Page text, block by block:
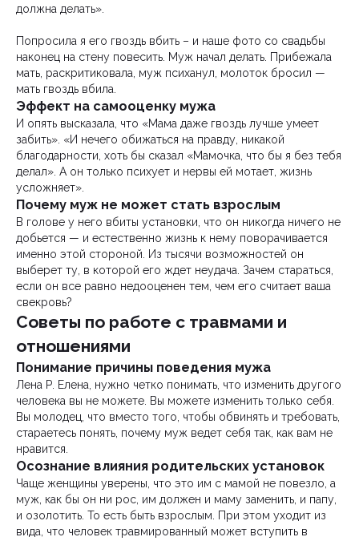
должна делать».
Попросила я его гвоздь вбить – и наше фото со свадьбы
наконец на стену повесить. Муж начал делать. Прибежала
мать, раскритиковала, муж психанул, молоток бросил —
мать гвоздь вбила.
Эффект на самооценку мужа
И опять высказала, что «Мама даже гвоздь лучше умеет
забить». «И нечего обижаться на правду, никакой
благодарности, хоть бы сказал «Мамочка, что бы я без тебя
делал». А он только психует и нервы ей мотает, жизнь
усложняет».
Почему муж не может стать взрослым
В голове у него вбиты установки, что он никогда ничего не
добьется — и естественно жизнь к нему поворачивается
именно этой стороной. Из тысячи возможностей он
выберет ту, в которой его ждет неудача. Зачем стараться,
если он все равно недооценен тем, чем его считает ваша
свекровь?
Советы по работе с травмами и
отношениями
Понимание причины поведения мужа
Лена Р. Елена, нужно четко понимать, что изменить другого
человека вы не можете. Вы можете изменить только себя.
Вы молодец, что вместо того, чтобы обвинять и требовать,
стараетесь понять, почему муж ведет себя так, как вам не
нравится.
Осознание влияния родительских установок
Чаще женщины уверены, что это им с мамой не повезло, а
муж, как бы он ни рос, им должен и маму заменить, и папу,
и озолотить. То есть быть взрослым. При этом уходит из
вида, что человек травмированный может вступить в